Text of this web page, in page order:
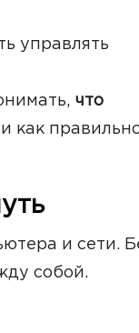
управлять
что
и как
и сети.
собой.